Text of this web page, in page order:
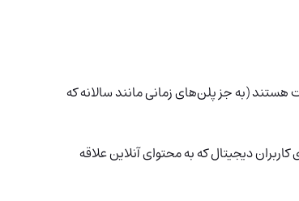
(به جز پلن‌های زمانی مانند سالانه که
دیجیتال که به محتوای آنلاین علاقه